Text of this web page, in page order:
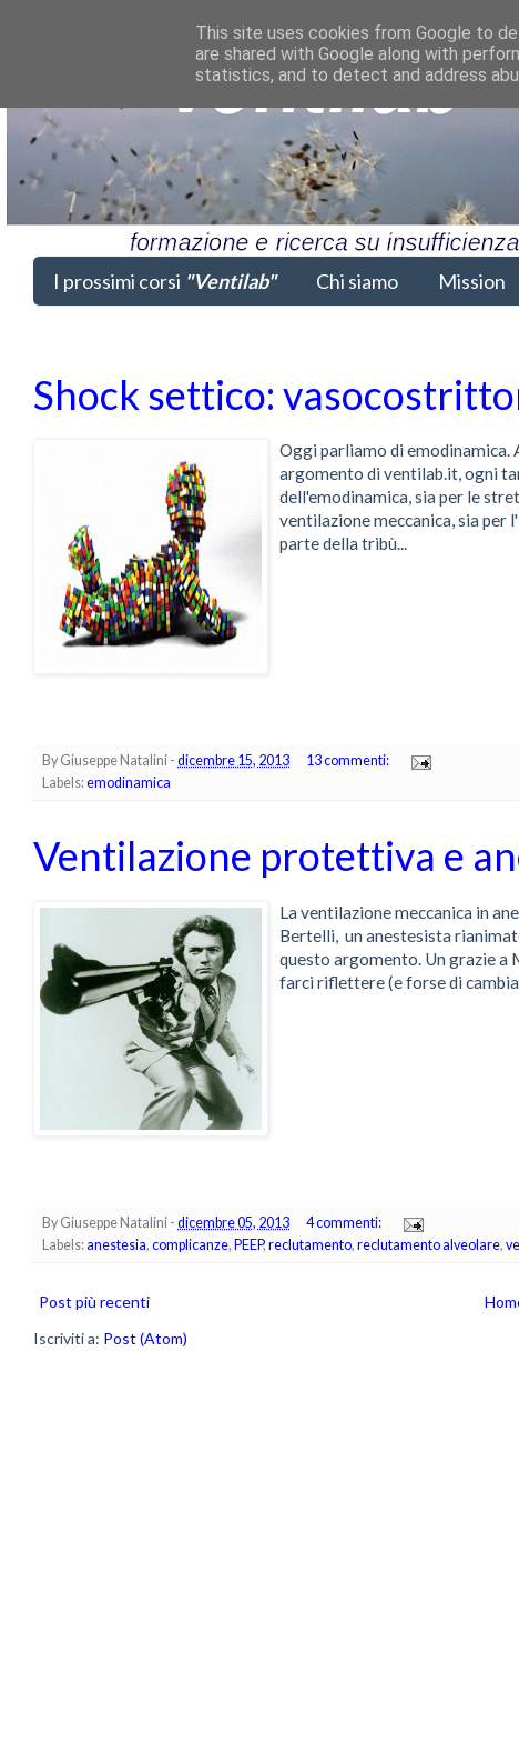
I prossimi corsi "Ventilab" Chi siamo Mission
Shock settico:
Oggi parliamo di emodinamica.
argomento di ventilab.it, ogni
dell'emodinamica, sia per le
ventilazione meccanica, sia
parte della tribù...
By Giuseppe Natalini - dicembre 15, 2013
13 commenti:
Labels:emodinamica
Ventilazione protettiva e
La ventilazione meccanica in
Bertelli, un anestesista
questo argomento. Un grazie a
farci riflettere (e forse di
By Giuseppe Natalini - dicembre 05, 2013
4 commenti:
Labels:anestesia, complicanze, PEEP, reclutamento, reclutamento alveolare,
Post più recenti
Iscriviti a: Post (Atom)
This site uses cookies from Google to
are shared with Google along with
statistics, and to detect and address